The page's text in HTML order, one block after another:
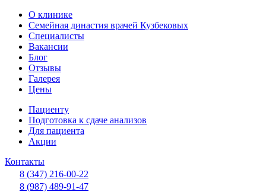
О клинике
Семейная династия врачей Кузбековых
Специалисты
Вакансии
Блог
Отзывы
Галерея
Цены
Пациенту
Подготовка к сдаче анализов
Для пациента
Акции
Контакты
8 (347) 216-00-22
8 (987) 489-91-47